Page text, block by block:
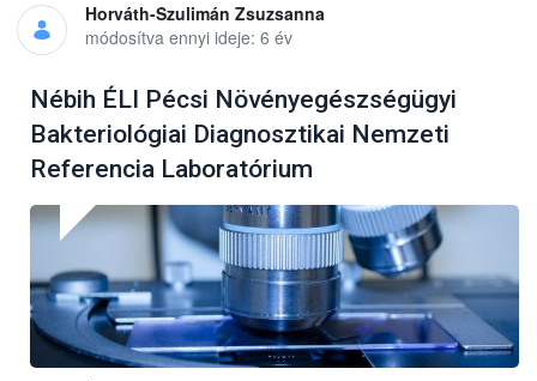
Horváth-Szulimán Zsuzsanna
módosítva ennyi ideje: 6 év
Nébih ÉLI Pécsi Növényegészségügyi
Bakteriológiai Diagnosztikai Nemzeti
Referencia Laboratórium